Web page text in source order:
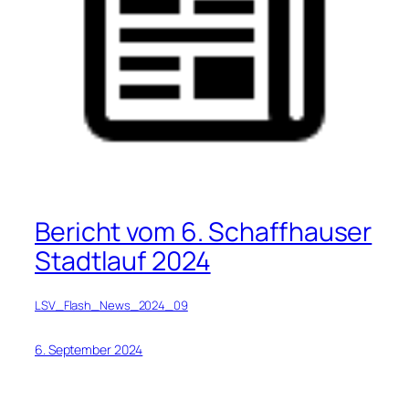
Bericht vom 6. Schaffhauser
Stadtlauf 2024
LSV_Flash_News_2024_09
6. September 2024